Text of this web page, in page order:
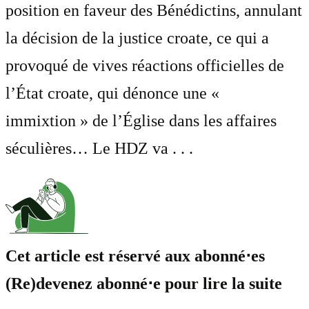
position en faveur des Bénédictins, annulant
la décision de la justice croate, ce qui a
provoqué de vives réactions officielles de
l’État croate, qui dénonce une «
immixtion » de l’Église dans les affaires
séculières… Le HDZ va . . .
Cet article est réservé aux abonné⋅es
(Re)devenez abonné⋅e pour lire la suite